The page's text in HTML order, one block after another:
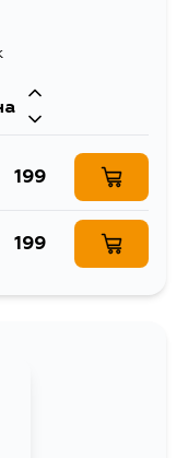
666
666
199
199